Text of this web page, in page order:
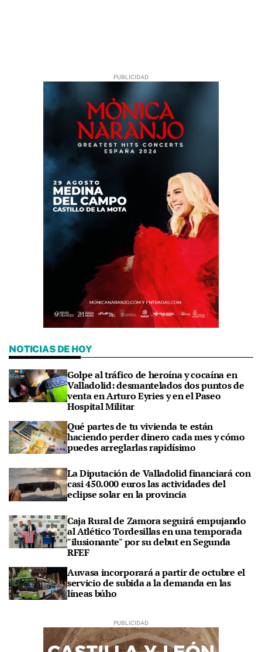
NOTICIAS DE HOY
Golpe al tráfico de heroína y cocaína en
Valladolid: desmantelados dos puntos de
venta en Arturo Eyries y en el Paseo
Hospital Militar
Qué partes de tu vivienda te están
haciendo perder dinero cada mes y cómo
puedes arreglarlas rapidísimo
La Diputación de Valladolid financiará con
casi 450.000 euros las actividades del
eclipse solar en la provincia
Caja Rural de Zamora seguirá empujando
al Atlético Tordesillas en una temporada
"ilusionante" por su debut en Segunda
RFEF
Auvasa incorporará a partir de octubre el
servicio de subida a la demanda en las
líneas búho